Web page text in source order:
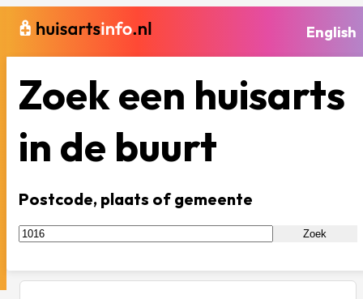
English
Zoek een huisarts
in de buurt
Postcode, plaats of gemeente
Zoek